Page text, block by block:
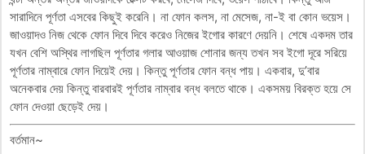
সারাদিনে পূর্ণতা এসবের কিছুই করেনি। না ফোন কলস, না মেসেজ, না-ই বা কোন ভয়েস।
জাওয়াদও নিজ থেকে ফোন দিবে দিবে করেও নিজের ইগোর কারণে দেয়নি। শেষে একদম তার
যখন বেশি অস্থির লাগছিল পূর্ণতার গলার আওয়াজ শোনার জন্য তখন সব ইগো দূরে সরিয়ে
পূর্ণতার নাম্বারে ফোন দিয়েই দেয়। কিন্তু পূর্ণতার ফোন বন্ধ পায়। একবার, দু’বার
অনেকবার দেয় কিন্তু বারবারই পূর্ণতার নাম্বার বন্ধ বলতে থাকে। একসময় বিরক্ত হয়ে সে
ফোন দেওয়া ছেড়েই দেয়।
বর্তমান~